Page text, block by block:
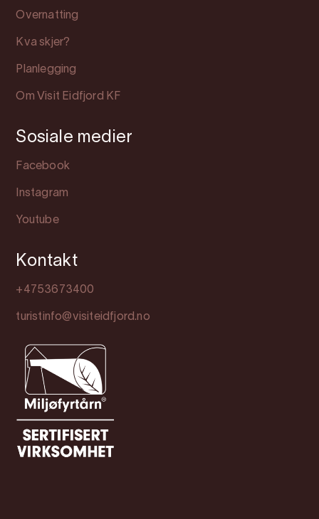
Overnatting
Kva skjer?
Planlegging
Om Visit Eidfjord KF
Sosiale medier
Facebook
Instagram
Youtube
Kontakt
+4753673400
turistinfo@visiteidfjord.no